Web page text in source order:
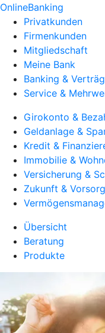
OnlineBanking
Privatkunden
Firmenkunden
Mitgliedschaft
Meine Bank
Banking &
Service &
Girokonto &
Geldanlage &
Kredit &
Immobilie &
Versicherung &
Zukunft &
Übersicht
Beratung
Produkte